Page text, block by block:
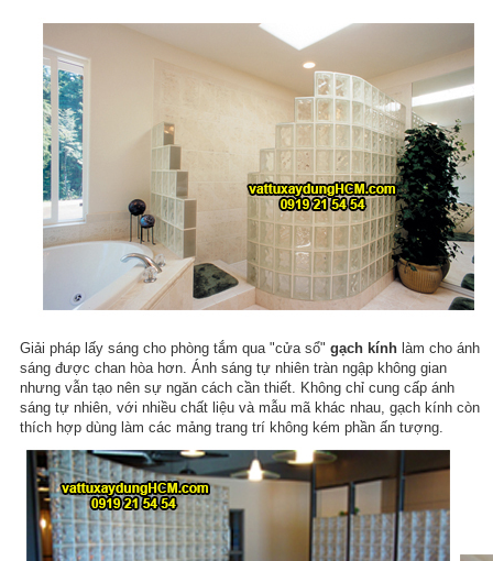
Giải pháp lấy sáng cho phòng tắm qua "cửa sổ" gạch kính làm cho ánh
sáng được chan hòa hơn. Ánh sáng tự nhiên tràn ngập không gian
nhưng vẫn tạo nên sự ngăn cách cần thiết. Không chỉ cung cấp ánh
sáng tự nhiên, với nhiều chất liệu và mẫu mã khác nhau, gạch kính còn
thích hợp dùng làm các mảng trang trí không kém phần ấn tượng.